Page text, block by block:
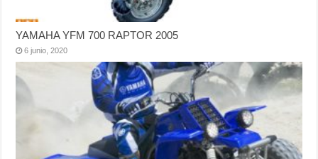
YAMAHA YFM 700 RAPTOR 2005
6 junio, 2020